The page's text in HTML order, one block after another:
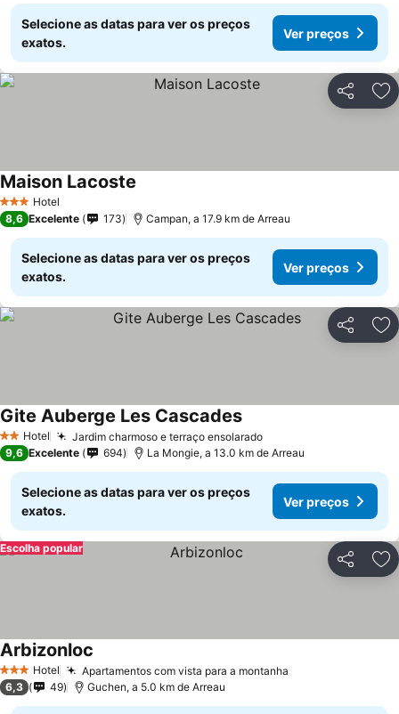
Selecione as datas para ver os preços
exatos.
Ver preços
Partilhar
3 EstrelasHotel
Maison Lacoste
8,6 Excelente 173 Campan, a 17.9 km de Arreau
Selecione as datas para ver os preços
exatos.
Ver preços
Partilhar
2 Estrelas
Hotel Jardim charmoso e terraço ensolarado
Gite Auberge Les Cascades
9,6 Excelente 694 La Mongie, a 13.0 km de Arreau
Selecione as datas para ver os preços
exatos.
Ver preços
Partilhar
Escolha popular
3 EstrelasHotel Apartamentos com vista para a montanha
Arbizonloc
6,3 49 Guchen, a 5.0 km de Arreau